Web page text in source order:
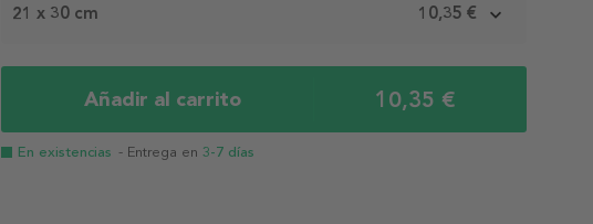
21 x 30 cm 10,35 €
Añadir al carrito 10,35 €
En existencias - Entrega en 3-7 días